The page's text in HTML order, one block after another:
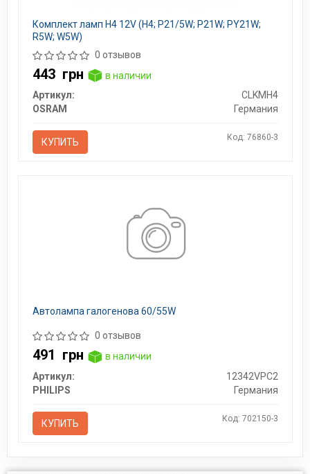
Комплект ламп H4 12V (H4; P21/5W; P21W; PY21W;
R5W; W5W)
0 отзывов
443 грн
в наличии
Артикул:
CLKMH4
OSRAM
Германия
КУПИТЬ Код: 76860-3
Автолампа галогенова 60/55W
0 отзывов
491 грн
в наличии
Артикул:
12342VPC2
PHILIPS
Германия
КУПИТЬ Код: 702150-3